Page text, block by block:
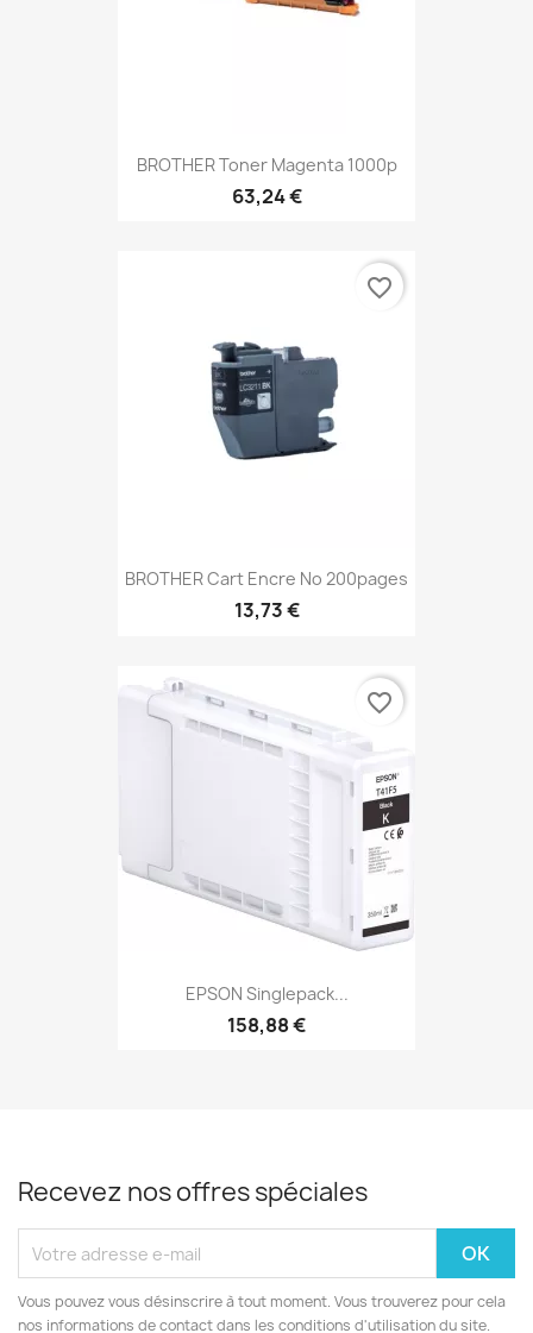
BROTHER Toner Magenta 1000p
63,24 €
BROTHER Cart Encre No 200pages
13,73 €
favorite_border
EPSON Singlepack...
158,88 €
favorite_border
Recevez nos offres spéciales
Vous pouvez vous désinscrire à tout moment. Vous trouverez pour cela
nos informations de contact dans les conditions d'utilisation du site.